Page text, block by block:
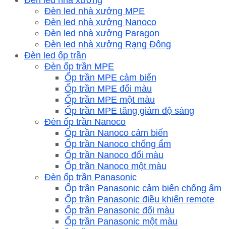
Đèn led nhà xưởng MPE
Đèn led nhà xưởng Nanoco
Đèn led nhà xưởng Paragon
Đèn led nhà xưởng Rạng Đông
Đèn led ốp trần
Đèn ốp trần MPE
Ốp trần MPE cảm biến
Ốp trần MPE đổi màu
Ốp trần MPE một màu
Ốp trần MPE tăng giảm độ sáng
Đèn ốp trần Nanoco
Ốp trần Nanoco cảm biến
Ốp trần Nanoco chống ẩm
Ốp trần Nanoco đổi màu
Ốp trần Nanoco một màu
Đèn ốp trần Panasonic
Ốp trần Panasonic cảm biến chống ẩm
Ốp trần Panasonic điều khiển remote
Ốp trần Panasonic đổi màu
Ốp trần Panasonic một màu